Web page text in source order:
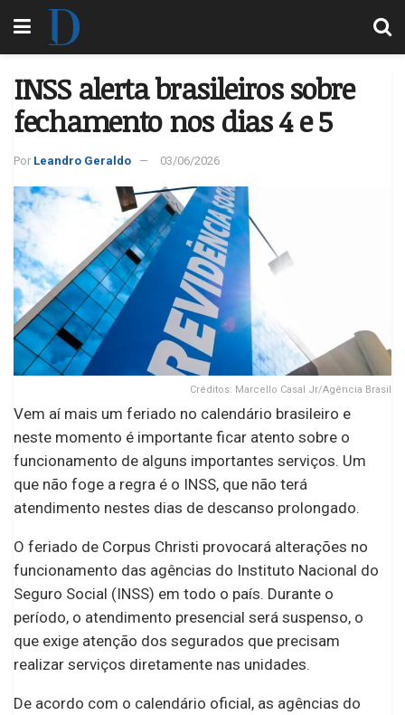
INSS alerta brasileiros sobre
fechamento nos dias 4 e 5
Por Leandro Geraldo 03/06/2026
Créditos: Marcello Casal Jr/Agência Brasil
Vem aí mais um feriado no calendário brasileiro e
neste momento é importante ficar atento sobre o
funcionamento de alguns importantes serviços. Um
que não foge a regra é o INSS, que não terá
atendimento nestes dias de descanso prolongado.
O feriado de Corpus Christi provocará alterações no
funcionamento das agências do Instituto Nacional do
Seguro Social (INSS) em todo o país. Durante o
período, o atendimento presencial será suspenso, o
que exige atenção dos segurados que precisam
realizar serviços diretamente nas unidades.
De acordo com o calendário oficial, as agências do